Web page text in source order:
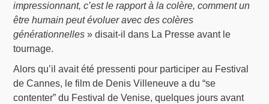
impressionnant, c’est le rapport à la colère, comment un
être humain peut évoluer avec des colères
générationnelles » disait-il dans La Presse avant le
tournage.
Alors qu’il avait été pressenti pour participer au Festival
de Cannes, le film de Denis Villeneuve a du “se
contenter” du Festival de Venise, quelques jours avant